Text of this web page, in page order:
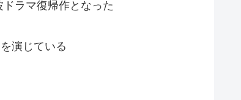
ラマ復帰作となった
演じている